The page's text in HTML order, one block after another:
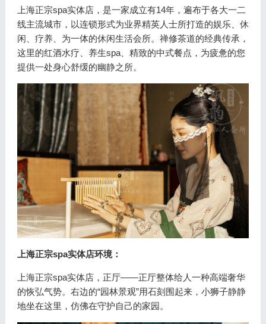
上海正宗spa实体店，是一家成立有14年，遍布于各大一二
线主流城市，以连锁形式为业界精英人士所打造的娱乐、休
闲、疗养、为一体的休闲生活会所。禅修茶道的经典传承，
这里的红酒水疗、养生spa、精致的中式餐点，为疲惫的您
提供一处身心舒缓的幽静之所。
上海正宗spa实体店环境：
上海正宗spa实体店，正厅——正厅整体给人一种高端奢华
的恢弘气势。右边的“园林景观”用石刻围起来，小狮子静静
地坐在这里，仿佛在守护自己的家园。